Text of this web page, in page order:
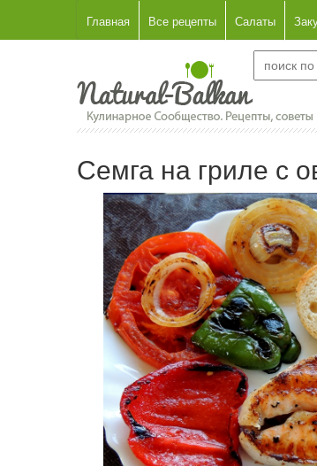
Главная Все рецепты Салаты
Семга на гриле с